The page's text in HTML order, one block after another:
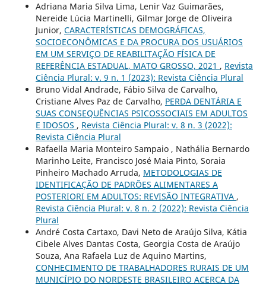
Adriana Maria Silva Lima, Lenir Vaz Guimarães,
Nereide Lúcia Martinelli, Gilmar Jorge de Oliveira
Junior, CARACTERÍSTICAS DEMOGRÁFICAS,
SOCIOECONÔMICAS E DA PROCURA DOS USUÁRIOS
EM UM SERVIÇO DE REABILITAÇÃO FÍSICA DE
REFERÊNCIA ESTADUAL, MATO GROSSO, 2021 , Revista
Ciência Plural: v. 9 n. 1 (2023): Revista Ciência Plural
Bruno Vidal Andrade, Fábio Silva de Carvalho,
Cristiane Alves Paz de Carvalho, PERDA DENTÁRIA E
SUAS CONSEQUÊNCIAS PSICOSSOCIAIS EM ADULTOS
E IDOSOS , Revista Ciência Plural: v. 8 n. 3 (2022):
Revista Ciência Plural
Rafaella Maria Monteiro Sampaio , Nathália Bernardo
Marinho Leite, Francisco José Maia Pinto, Soraia
Pinheiro Machado Arruda, METODOLOGIAS DE
IDENTIFICAÇÃO DE PADRÕES ALIMENTARES A
POSTERIORI EM ADULTOS: REVISÃO INTEGRATIVA ,
Revista Ciência Plural: v. 8 n. 2 (2022): Revista Ciência
Plural
André Costa Cartaxo, Davi Neto de Araújo Silva, Kátia
Cibele Alves Dantas Costa, Georgia Costa de Araújo
Souza, Ana Rafaela Luz de Aquino Martins,
CONHECIMENTO DE TRABALHADORES RURAIS DE UM
MUNICÍPIO DO NORDESTE BRASILEIRO ACERCA DA